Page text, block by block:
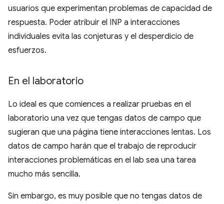
usuarios que experimentan problemas de capacidad de
respuesta. Poder atribuir el INP a interacciones
individuales evita las conjeturas y el desperdicio de
esfuerzos.
En el laboratorio
Lo ideal es que comiences a realizar pruebas en el
laboratorio una vez que tengas datos de campo que
sugieran que una página tiene interacciones lentas. Los
datos de campo harán que el trabajo de reproducir
interacciones problemáticas en el lab sea una tarea
mucho más sencilla.
Sin embargo, es muy posible que no tengas datos de